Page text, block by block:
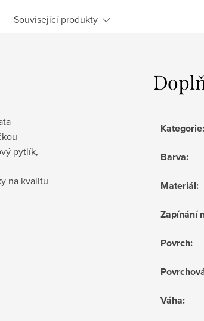
Související produkty
pytlík,
na kvalitu
Kategorie:
Barva:
Materiál:
Zapínání
Povrch:
Váha: